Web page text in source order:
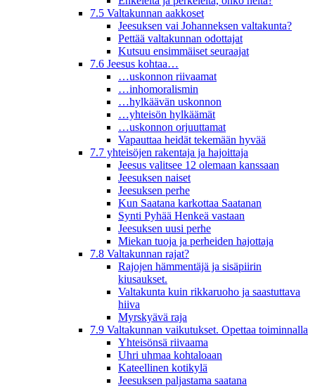
7.5 Valtakunnan aakkoset
Jeesuksen vai Johanneksen valtakunta?
Pettää valtakunnan odottajat
Kutsuu ensimmäiset seuraajat
7.6 Jeesus kohtaa…
…uskonnon riivaamat
…inhomoralismin
…hylkäävän uskonnon
…yhteisön hylkäämät
…uskonnon orjuuttamat
Vapauttaa heidät tekemään hyvää
7.7 yhteisöjen rakentaja ja hajoittaja
Jeesus valitsee 12 olemaan kanssaan
Jeesuksen naiset
Jeesuksen perhe
Kun Saatana karkottaa Saatanan
Synti Pyhää Henkeä vastaan
Jeesuksen uusi perhe
Miekan tuoja ja perheiden hajottaja
7.8 Valtakunnan rajat?
Rajojen hämmentäjä ja sisäpiirin
kiusaukset.
Valtakunta kuin rikkaruoho ja saastuttava
hiiva
Myrskyävä raja
7.9 Valtakunnan vaikutukset. Opettaa toiminnalla
Yhteisönsä riivaama
Uhri uhmaa kohtaloaan
Kateellinen kotikylä
Jeesuksen paljastama saatana